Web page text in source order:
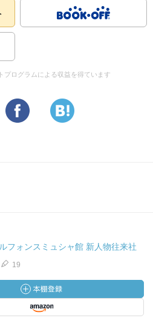
プログラムによる収益を得ています
フォンスミュシャ館 新人物往来社
19